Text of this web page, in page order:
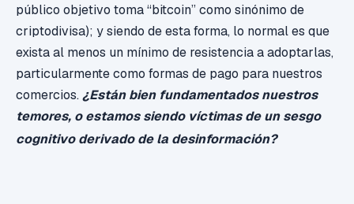
público objetivo toma “bitcoin” como sinónimo de
criptodivisa); y siendo de esta forma, lo normal es que
exista al menos un mínimo de resistenciaa adoptarlas,
particularmente como formas de pago para nuestros
comercios.¿Están bien fundamentados nuestros
temores, o estamos siendo víctimas de un sesgo
cognitivo derivado de la desinformación?